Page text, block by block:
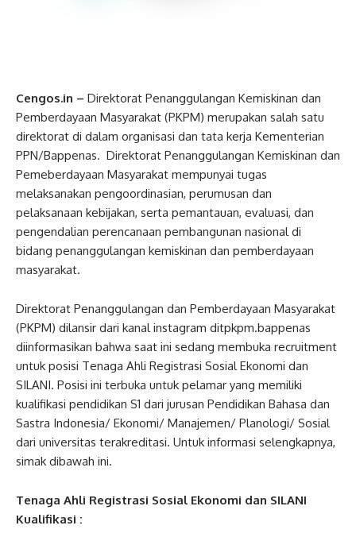
Cengos.in – Direktorat Penanggulangan Kemiskinan dan
Pemberdayaan Masyarakat (PKPM) merupakan salah satu
direktorat di dalam organisasi dan tata kerja Kementerian
PPN/Bappenas. Direktorat Penanggulangan Kemiskinan dan
Pemeberdayaan Masyarakat mempunyai tugas
melaksanakan pengoordinasian, perumusan dan
pelaksanaan kebijakan, serta pemantauan, evaluasi, dan
pengendalian perencanaan pembangunan nasional di
bidang penanggulangan kemiskinan dan pemberdayaan
masyarakat.
Direktorat Penanggulangan dan Pemberdayaan Masyarakat
(PKPM) dilansir dari kanal instagram ditpkpm.bappenas
diinformasikan bahwa saat ini sedang membuka recruitment
untuk posisi Tenaga Ahli Registrasi Sosial Ekonomi dan
SILANI. Posisi ini terbuka untuk pelamar yang memiliki
kualifikasi pendidikan S1 dari jurusan Pendidikan Bahasa dan
Sastra Indonesia/ Ekonomi/ Manajemen/ Planologi/ Sosial
dari universitas terakreditasi. Untuk informasi selengkapnya,
simak dibawah ini.
Tenaga Ahli Registrasi Sosial Ekonomi dan SILANI
Kualifikasi :